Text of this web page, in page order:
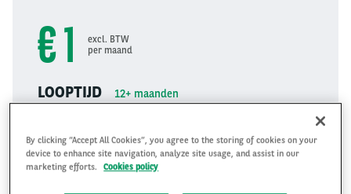
€ 1
excl. BTW
per maand
LOOPTIJD 12+ maanden
KILOMETRAGE 1800
By clicking “Accept All Cookies”, you agree to the storing of cookies on your
device to enhance site navigation, analyze site usage, and assist in our
marketing efforts.
Cookies policy